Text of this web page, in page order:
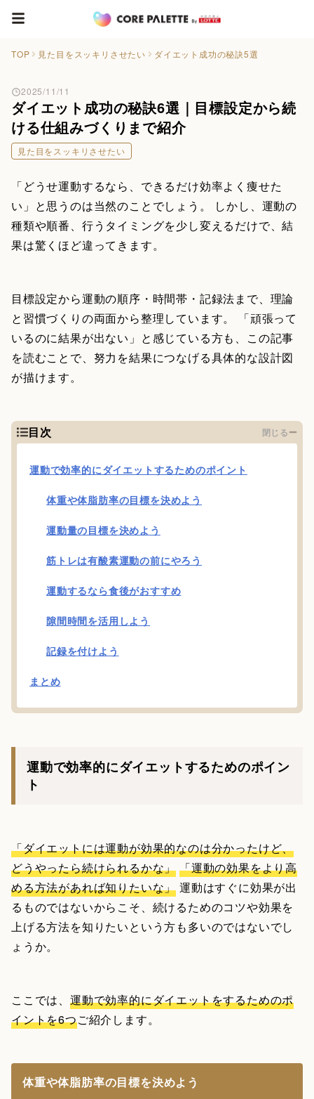
TOP 見た目をスッキリさせたい ダイエット成功の秘訣5選
ダイエット成功の秘訣6選｜目標設定から続
ける仕組みづくりまで紹介
2025/11/11
見た目をスッキリさせたい
「どうせ運動するなら、できるだけ効率よく痩せた
い」と思うのは当然のことでしょう。 しかし、運動の
種類や順番、行うタイミングを少し変えるだけで、結
果は驚くほど違ってきます。
目標設定から運動の順序・時間帯・記録法まで、理論
と習慣づくりの両面から整理しています。 「頑張って
いるのに結果が出ない」と感じている方も、この記事
を読むことで、努力を結果につなげる具体的な設計図
が描けます。
目次 閉じる
運動で効率的にダイエットするためのポイント
体重や体脂肪率の目標を決めよう
運動量の目標を決めよう
筋トレは有酸素運動の前にやろう
運動するなら食後がおすすめ
隙間時間を活用しよう
記録を付けよう
まとめ
運動で効率的にダイエットするためのポイン
ト
「ダイエットには運動が効果的なのは分かったけど、
どうやったら続けられるかな」 「運動の効果をより高
める方法があれば知りたいな」 運動はすぐに効果が出
るものではないからこそ、続けるためのコツや効果を
上げる方法を知りたいという方も多いのではないでし
ょうか。
ここでは、 運動で効率的にダイエットをするためのポ
イントを6つご紹介します。
体重や体脂肪率の目標を決めよう